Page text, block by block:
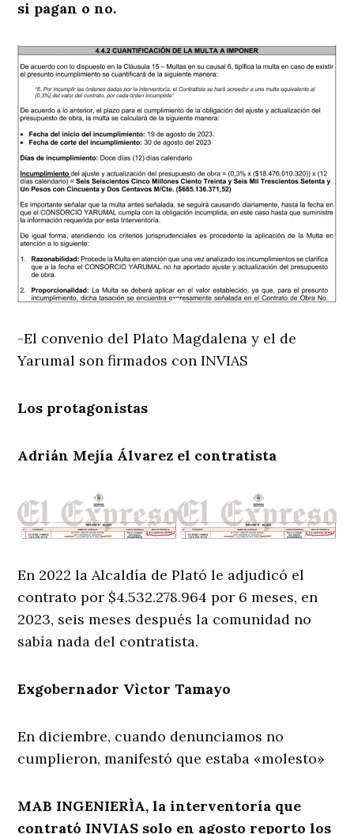
si pagan o no.
-El convenio del Plato Magdalena y el de
Yarumal son firmados con INVIAS
Los protagonistas
Adrián Mejía Álvarez el contratista
En 2022 la Alcaldía de Plató le adjudicó el
contrato por $4.532.278.964 por 6 meses, en
2023, seis meses después la comunidad no
sabía nada del contratista.
Exgobernador Vìctor Tamayo
En diciembre, cuando denunciamos no
cumplieron, manifestó que estaba «molesto»
MAB INGENIERÌA, la interventoría que
contrató INVIAS solo en agosto reporto los